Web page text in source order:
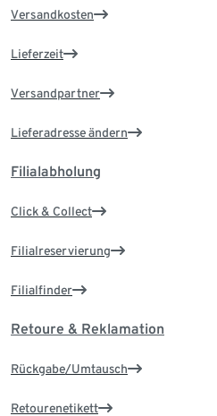
Versandkosten
Lieferzeit
Versandpartner
Lieferadresse ändern
Filialabholung
Click & Collect
Filialreservierung
Filialfinder
Retoure & Reklamation
Rückgabe/Umtausch
Retourenetikett